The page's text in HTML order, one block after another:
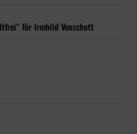
für Irmhild Venschott